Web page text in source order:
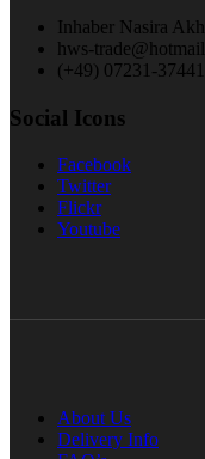
Inhaber Nasira
hws-
(+49) 07231-
Social Icons
Facebook
Twitter
Flickr
Youtube
About Us
Delivery Info